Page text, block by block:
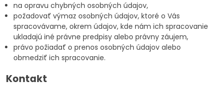
na opravu chybných osobných údajov,
požadovať výmaz osobných údajov, ktoré o Vás
spracovávame, okrem údajov, kde nám ich spracovanie
ukladajú iné právne predpisy alebo právny záujem,
právo požiadať o prenos osobných údajov alebo
obmedziť ich spracovanie.
Kontakt